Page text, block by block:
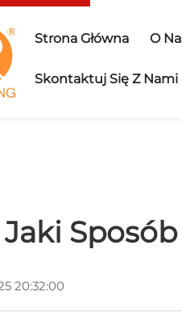
Strona Główna O
Skontaktuj Się Z Nami
20:32:00